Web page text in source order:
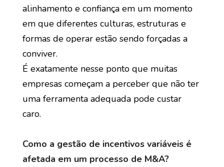
alinhamento e confiança em um momento
em que diferentes culturas, estruturas e
formas de operar estão sendo forçadas a
conviver.
É exatamente nesse ponto que muitas
empresas começam a perceber que não ter
uma ferramenta adequada pode custar
caro.
Como a gestão de incentivos variáveis é
afetada em um processo de M&A?